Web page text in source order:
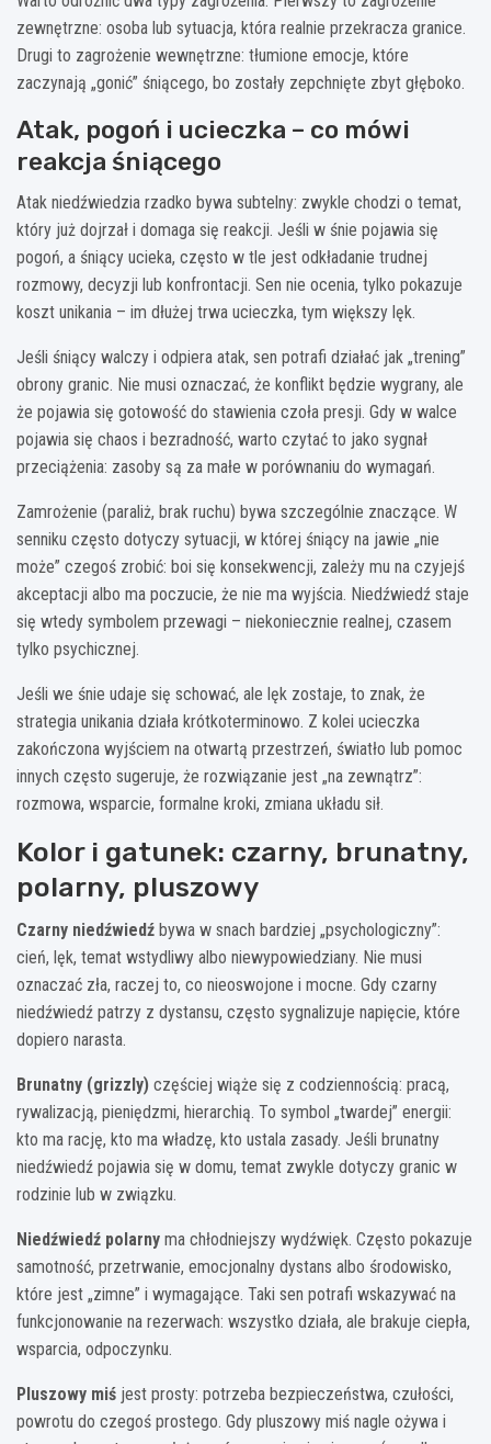
zewnętrzne: osoba lub sytuacja, która realnie przekracza granice.
Drugi to zagrożenie wewnętrzne: tłumione emocje, które
zaczynają „gonić” śniącego, bo zostały zepchnięte zbyt głęboko.
Atak, pogoń i ucieczka – co mówi
reakcja śniącego
Atak niedźwiedzia rzadko bywa subtelny: zwykle chodzi o temat,
który już dojrzał i domaga się reakcji. Jeśli w śnie pojawia się
pogoń, a śniący ucieka, często w tle jest odkładanie trudnej
rozmowy, decyzji lub konfrontacji. Sen nie ocenia, tylko pokazuje
koszt unikania – im dłużej trwa ucieczka, tym większy lęk.
Jeśli śniący walczy i odpiera atak, sen potrafi działać jak „trening”
obrony granic. Nie musi oznaczać, że konflikt będzie wygrany, ale
że pojawia się gotowość do stawienia czoła presji. Gdy w walce
pojawia się chaos i bezradność, warto czytać to jako sygnał
przeciążenia: zasoby są za małe w porównaniu do wymagań.
Zamrożenie (paraliż, brak ruchu) bywa szczególnie znaczące. W
senniku często dotyczy sytuacji, w której śniący na jawie „nie
może” czegoś zrobić: boi się konsekwencji, zależy mu na czyjejś
akceptacji albo ma poczucie, że nie ma wyjścia. Niedźwiedź staje
się wtedy symbolem przewagi – niekoniecznie realnej, czasem
tylko psychicznej.
Jeśli we śnie udaje się schować, ale lęk zostaje, to znak, że
strategia unikania działa krótkoterminowo. Z kolei ucieczka
zakończona wyjściem na otwartą przestrzeń, światło lub pomoc
innych często sugeruje, że rozwiązanie jest „na zewnątrz”:
rozmowa, wsparcie, formalne kroki, zmiana układu sił.
Kolor i gatunek: czarny, brunatny,
polarny, pluszowy
Czarny niedźwiedź bywa w snach bardziej „psychologiczny”:
cień, lęk, temat wstydliwy albo niewypowiedziany. Nie musi
oznaczać zła, raczej to, co nieoswojone i mocne. Gdy czarny
niedźwiedź patrzy z dystansu, często sygnalizuje napięcie, które
dopiero narasta.
Brunatny (grizzly) częściej wiąże się z codziennością: pracą,
rywalizacją, pieniędzmi, hierarchią. To symbol „twardej” energii:
kto ma rację, kto ma władzę, kto ustala zasady. Jeśli brunatny
niedźwiedź pojawia się w domu, temat zwykle dotyczy granic w
rodzinie lub w związku.
Niedźwiedź polarny ma chłodniejszy wydźwięk. Często pokazuje
samotność, przetrwanie, emocjonalny dystans albo środowisko,
które jest „zimne” i wymagające. Taki sen potrafi wskazywać na
funkcjonowanie na rezerwach: wszystko działa, ale brakuje ciepła,
wsparcia, odpoczynku.
Pluszowy miś jest prosty: potrzeba bezpieczeństwa, czułości,
powrotu do czegoś prostego. Gdy pluszowy miś nagle ożywa i